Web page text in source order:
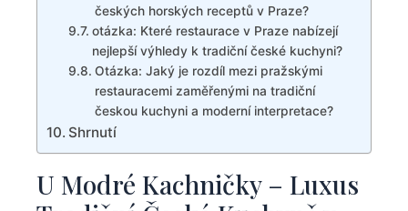
českých horských receptů v Praze?
otázka: Které restaurace v ‍Praze nabízejí
nejlepší výhledy k tradiční české ⁢kuchyni?
Otázka: ⁢Jaký je rozdíl mezi pražskými
‌restauracemi zaměřenými na‌ tradiční
českou kuchyni ⁤a ‌moderní interpretace?
Shrnutí
U Modré Kachničky – Luxus ​